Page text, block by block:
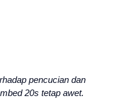
pencucian dan
20s tetap awet.